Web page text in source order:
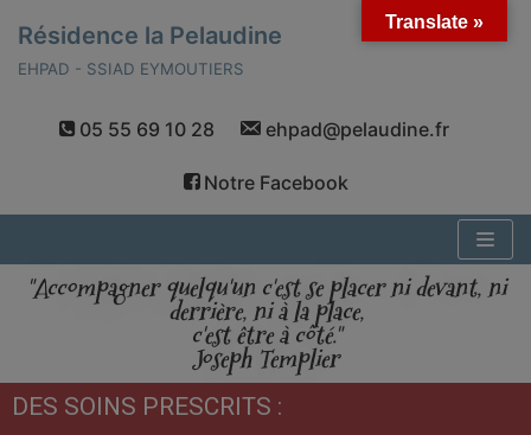
Aller
contenu
Résidence la Pelaudine
EHPAD - SSIAD EYMOUTIERS
05 55 69 10 28 ehpad@pelaudine.fr
Notre Facebook
"Accompagner quelqu'un c'est se placer ni devant, ni
derrière, ni à la place,
c'est être à côté."
Joseph Templier
DES SOINS PRESCRITS :
Translate »